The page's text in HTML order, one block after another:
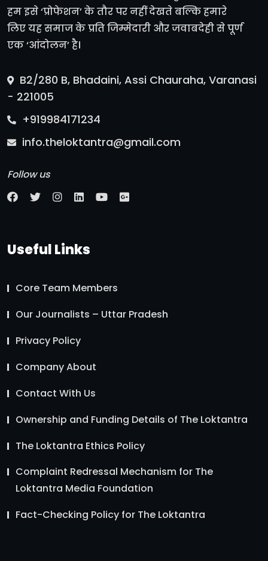
हम इसे ‘प्रोफेशन’ के तौर पर नहीं देखते बल्कि हमारे
लिए यह समाज के प्रति जिम्मेदारी और जवाबदेही से पूर्ण
एक ‘आंदोलन’ है।
B2/280 B, Bhadaini, Assi Chauraha, Varanasi
- 221005
+919984171234
info.theloktantra@gmail.com
Follow us
Useful Links
Core Team Members
Our Journalists – Uttar Pradesh
Privacy Policy
Company About
Contact With Us
Ownership and Funding Details of The Loktantra
The Loktantra Ethics Policy
Complaint Redressal Mechanism for The
Loktantra Media Foundation
Fact-Checking Policy for The Loktantra